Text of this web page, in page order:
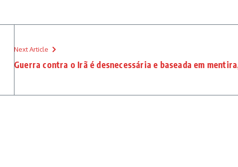
Next Article
Guerra contra o Irã é desnecessária e baseada em